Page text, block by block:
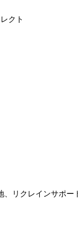
クト
リクレインサポ